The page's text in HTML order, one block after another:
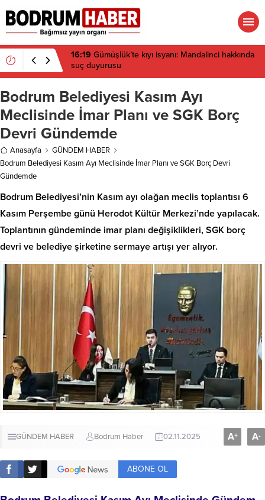
15:45 Bülent Eczacıbaşı Fen Lisesi’nde 4 yıl geçti,
hâlâ proje konuşuluyor
Bodrum Belediyesi Kasım Ayı
Meclisinde İmar Planı ve SGK Borç
Devri Gündemde
Anasayfa
GÜNDEM HABER
Bodrum Belediyesi Kasım Ayı Meclisinde İmar Planı ve SGK Borç Devri
Gündemde
Bodrum Belediyesi’nin Kasım ayı olağan meclis toplantısı 6
Kasım Perşembe günü Herodot Kültür Merkezi’nde yapılacak.
Toplantının gündeminde imar planı değişiklikleri, SGK borç
devri ve belediye şirketine sermaye artışı yer alıyor.
GÜNDEM HABER Bodrum Haber 02.11.2025 A+ A-
ABONE OL